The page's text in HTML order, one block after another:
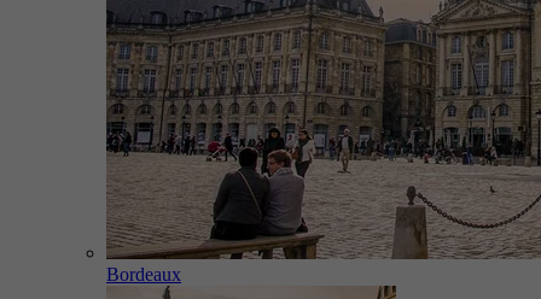
Bordeaux